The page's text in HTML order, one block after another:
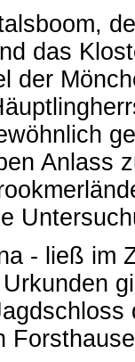
das
der
Anlass
- ließ im